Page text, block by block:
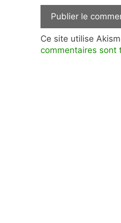
Ce site utilise
commentaires sont